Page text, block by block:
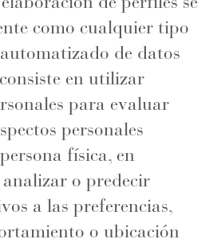
como cualquier tipo
de datos
en utilizar
para evaluar
personales
física, en
o predecir
a las preferencias,
o ubicación